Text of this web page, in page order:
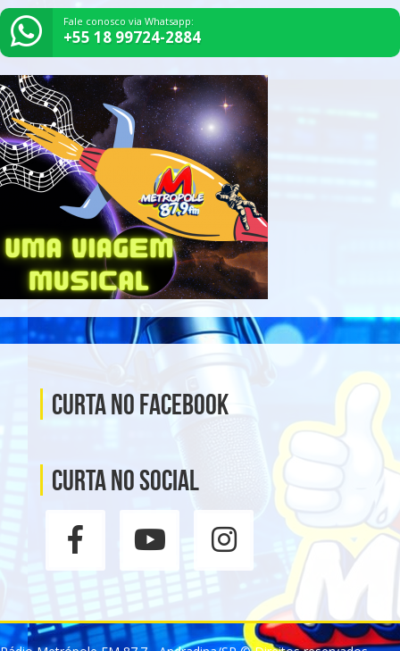
Fale conosco via Whatsapp:
+55 18 99724-2884
Curta no Facebook
Curta no social